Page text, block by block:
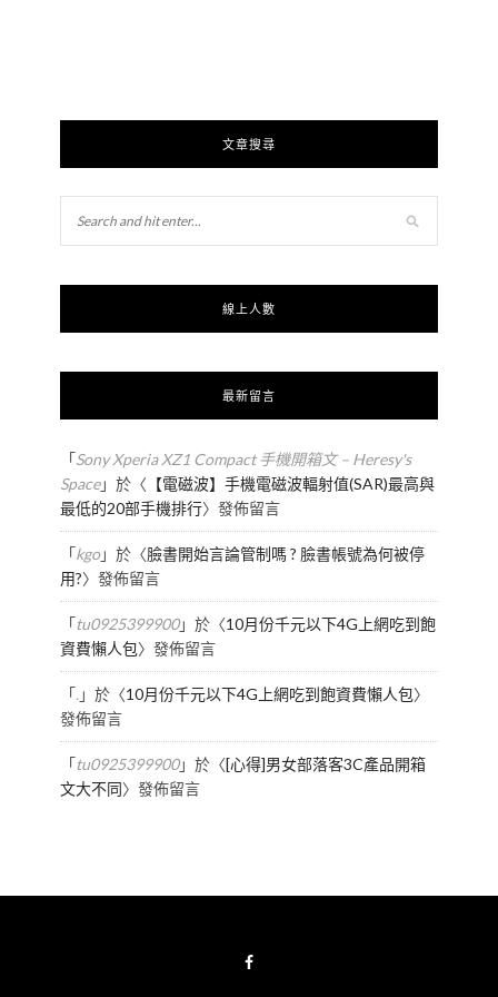
文章搜尋
線上人數
最新留言
「Sony Xperia XZ1 Compact 手機開箱文 – Heresy's
Space」於〈 【電磁波】手機電磁波輻射值(SAR)最高與
最低的20部手機排行〉發佈留言
「kgo」於〈臉書開始言論管制嗎 ? 臉書帳號為何被停
用?〉發佈留言
「tu0925399900」於〈10月份千元以下4G上網吃到飽
資費懶人包〉發佈留言
「.」於〈10月份千元以下4G上網吃到飽資費懶人包〉
發佈留言
「tu0925399900」於〈[心得]男女部落客3C產品開箱
文大不同〉發佈留言